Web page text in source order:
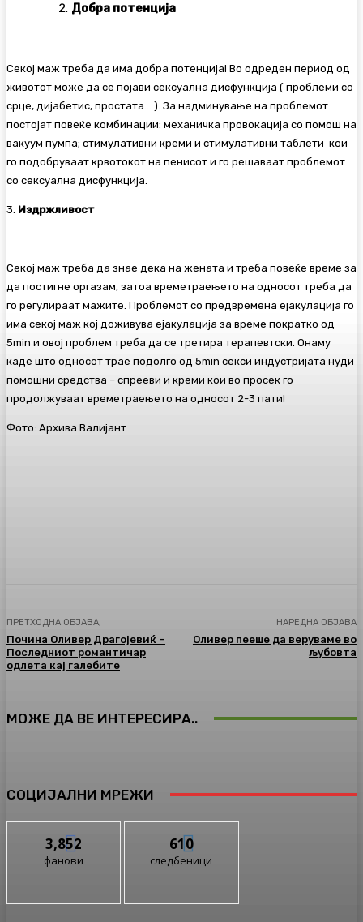
Добра потенција
Секој маж треба да има добра потенција! Во одреден период од
животот може да се појави сексуална дисфункција ( проблеми со
срце, дијабетис, простата… ). За надминување на проблемот
постојат повеќе комбинации: механичка провокација со помош на
вакуум пумпа; стимулативни креми и стимулативни таблети кои
го подобруваат крвотокот на пенисот и го решаваат проблемот
со сексуална дисфункција.
3. Издржливост
Секој маж треба да знае дека на жената и треба повеќе време за
да постигне оргазам, затоа времетраењето на односот треба да
го регулираат мажите. Проблемот со предвремена ејакулација го
има секој маж кој доживува ејакулација за време пократко од
5min и овој проблем треба да се третира терапевтски. Онаму
каде што односот трае подолго од 5min секси индустријата нуди
помошни средства – спрееви и креми кои во просек го
продолжуваат времетраењето на односот 2-3 пати!
Фото: Архива Валијант
ПРЕТХОДНА ОБЈАВА,
Почина Оливер Драгојевиќ –
Последниот романтичар
одлета кај галебите
НАРЕДНА ОБЈАВА
Оливер пееше да веруваме во
љубовта
МОЖЕ ДА ВЕ ИНТЕРЕСИРА..
СОЦИЈАЛНИ МРЕЖИ
3,852
фанови
610
следбеници